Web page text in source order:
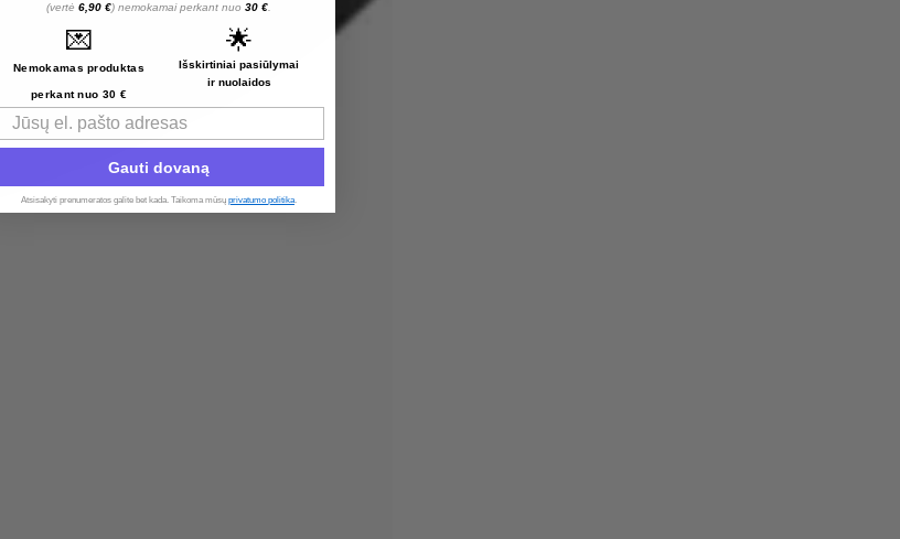
(vertė 6,90 €) nemokamai perkant nuo 30 €
💌
Nemokamas produktas
perkant nuo 30 €
🌟
Išskirtiniai pasiūlymai
ir nuolaidos
Email
Gauti dovaną
Atsisakyti prenumeratos galite bet kada. Taikoma mūsų privatumo politika.​